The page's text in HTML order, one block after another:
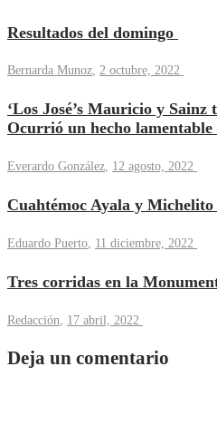
Resultados del domingo
Bernarda Munoz, 2 octubre, 2022
‘Los José’s Mauricio y
Ocurrió un hecho lamentable
Everardo González, 12 agosto, 2022
Cuahtémoc Ayala y
Eduardo Puerto, 11 diciembre, 2022
Tres corridas en la
Redacción, 17 abril, 2022
Deja un comentario